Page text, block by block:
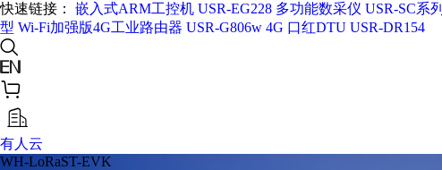
快速链接： 嵌入式ARM工控机 USR-EG228 多功能数采仪 USR-SC系列
型 Wi-Fi加强版4G工业路由器 USR-G806w 4G 口红DTU USR-DR154
有人云
WH-LoRaST-EVK